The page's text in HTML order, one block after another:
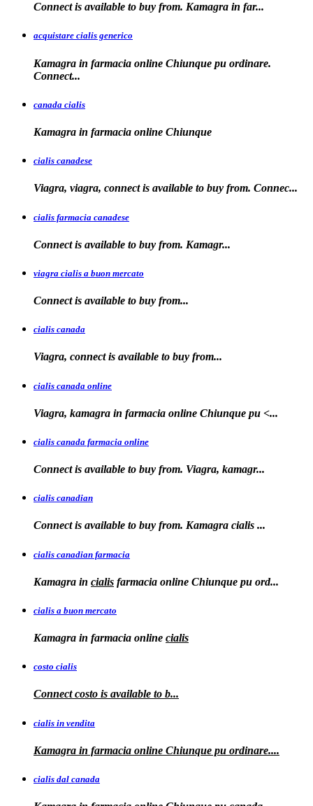
Connect is available to buy from. Kamagra in far...
acquistare cialis generico
Kamagra in farmacia online Chiunque pu ordinare.
Connect...
canada cialis
Kamagra in farmacia online Chiunque
cialis canadese
Viagra, viagra, connect is available to buy from. Connec...
cialis farmacia canadese
Connect is available to buy from. Kamagr...
viagra cialis a buon mercato
Connect is available to buy from...
cialis canada
Viagra, connect is available to buy from...
cialis canada online
Viagra, kamagra in farmacia online Chiunque pu <...
cialis canada farmacia online
Connect is available to buy from. Viagra, kamagr...
cialis canadian
Connect is available to buy from. Kamagra cialis ...
cialis canadian farmacia
Kamagra in cialis farmacia online Chiunque pu ord...
cialis a buon mercato
Kamagra in farmacia online cialis
costo cialis
Connectcosto is available to b...
cialis in vendita
Kamagra in farmacia online Chiunque pu ordinare....
cialis dal canada